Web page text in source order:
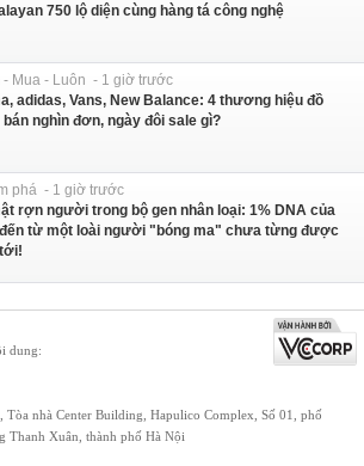
750 lộ diện cùng hàng tá công nghệ
- Mua - Luôn - 1 giờ trước
adidas, Vans, New Balance: 4 thương hiệu đồ
bán nghìn đơn, ngày đôi sale gì?
phá - 1 giờ trước
rợn người trong bộ gen nhân loại: 1% DNA của
từ một loài người "bóng ma" chưa từng được
dung:
Tòa nhà Center Building, Hapulico Complex, Số 01, phố
Thanh Xuân, thành phố Hà Nội